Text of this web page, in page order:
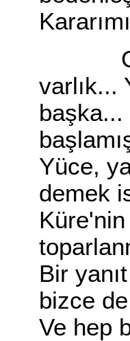
varlık...
Yüce,
demek
Bir
bizce de
Ve hep